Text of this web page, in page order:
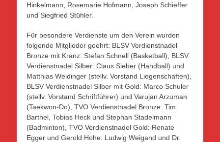
Hinkelmann, Rosemarie Hofmann, Joseph Schieffer
und Siegfried Stühler.
Für besondere Verdienste um den Verein wurden
folgende Mitglieder geehrt: BLSV Verdienstnadel
Bronze mit Kranz: Stefan Schnell (Basketball), BLSV
Verdienstnadel Silber: Claus Sieber (Handball) und
Matthias Weidinger (stellv. Vorstand Liegenschaften),
BLSV Verdienstnadel Silber mit Gold: Marco Schuler
(stellv. Vorstand Schriftführer) und Varujan Arzuman
(Taekwon-Do), TVO Verdienstnadel Bronze: Tim
Barthel, Tobias Heck und Stephan Stadelmann
(Badminton), TVO Verdienstnadel Gold: Renate
Egger und Gerold Hohe. Ludwig Weigand und Dr.